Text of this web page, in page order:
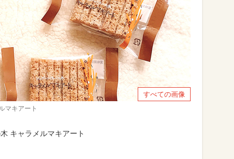
すべての画像
マキアート
キャラメルマキアート